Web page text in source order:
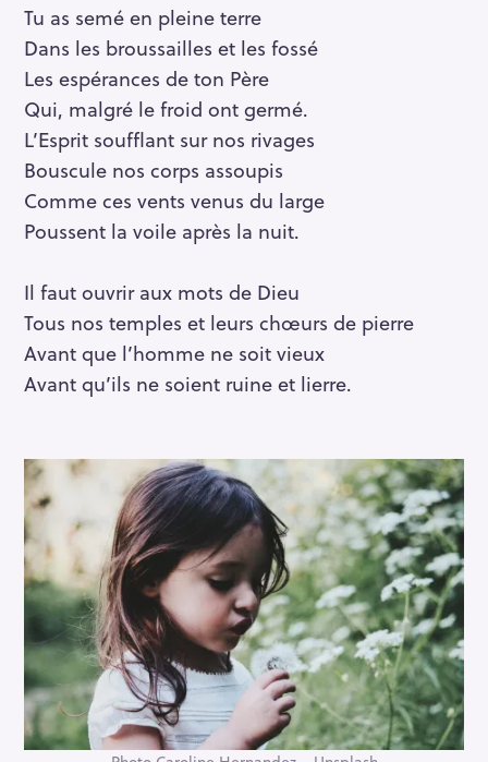
Tu as semé en pleine terre
Dans les broussailles et les fossé
Les espérances de ton Père
Qui, malgré le froid ont germé.
L’Esprit soufflant sur nos rivages
Bouscule nos corps assoupis
Comme ces vents venus du large
Poussent la voile après la nuit.
Il faut ouvrir aux mots de Dieu
Tous nos temples et leurs chœurs de pierre
Avant que l’homme ne soit vieux
Avant qu’ils ne soient ruine et lierre.